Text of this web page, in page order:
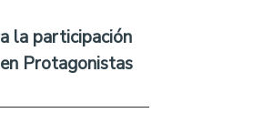
la participación
Protagonistas